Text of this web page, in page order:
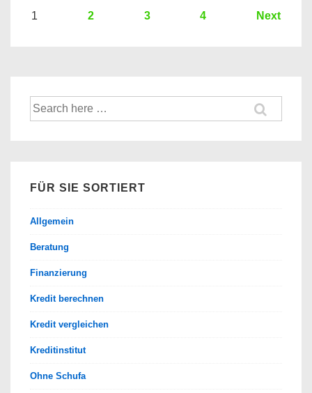
Hier
Banken
Seitennummerierung
1 2 3 4 Next
Suche
nach:
FÜR SIE SORTIERT
Allgemein
Beratung
Finanzierung
Kredit berechnen
Kredit vergleichen
Kreditinstitut
Ohne Schufa